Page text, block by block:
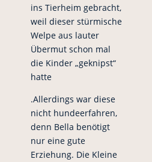
ins Tierheim gebracht,
weil dieser stürmische
Welpe aus lauter
Übermut schon mal
die Kinder „geknipst“
hatte
.Allerdings war diese
nicht hundeerfahren,
denn Bella benötigt
nur eine gute
Erziehung. Die Kleine